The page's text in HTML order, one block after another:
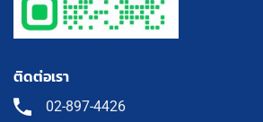
ติดต่อเรา
02-897-4426